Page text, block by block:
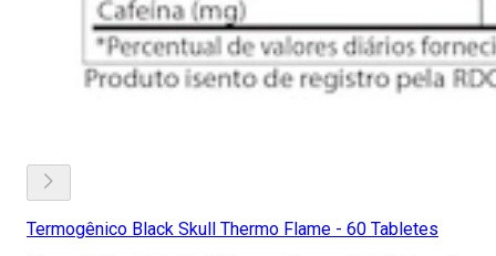
Termogênico Black Skull Thermo Flame - 60 Tabletes